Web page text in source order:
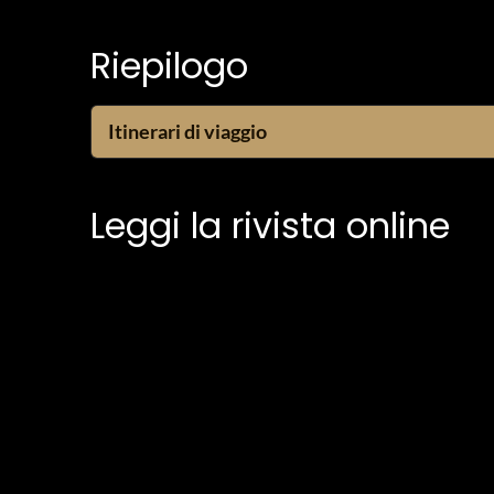
Riepilogo
Itinerari di viaggio
Leggi la rivista online